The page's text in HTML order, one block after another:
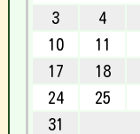
3
4
10
11
17
18
24
25
31